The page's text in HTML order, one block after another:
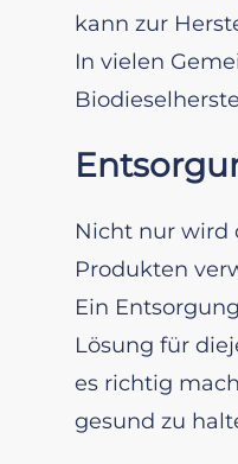
kann zur
In vielen
Nicht nur wird
Produkten
Ein
Lösung für
es richtig
gesund zu